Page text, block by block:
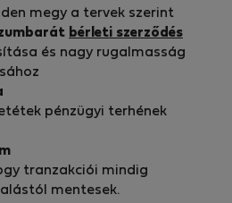
megy a tervek szerint
bérleti szerződés
és nagy rugalmasság
pénzügyi terhének
tranzakciói mindig
mentesek.